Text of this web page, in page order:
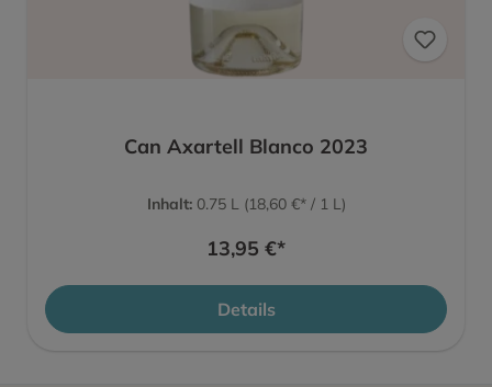
Can Axartell Blanco 2023
Inhalt: 0.75 L (18,60 €* / 1 L)
13,95 €*
Details